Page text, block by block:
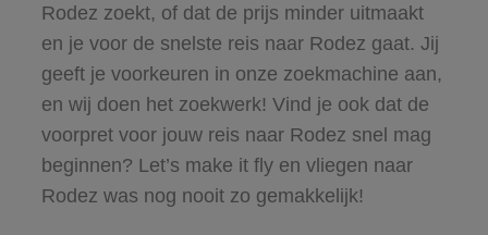
Rodez zoekt, of dat de prijs minder uitmaakt
en je voor de snelste reis naar Rodez gaat. Jij
geeft je voorkeuren in onze zoekmachine aan,
en wij doen het zoekwerk! Vind je ook dat de
voorpret voor jouw reis naar Rodez snel mag
beginnen? Let’s make it fly en vliegen naar
Rodez was nog nooit zo gemakkelijk!